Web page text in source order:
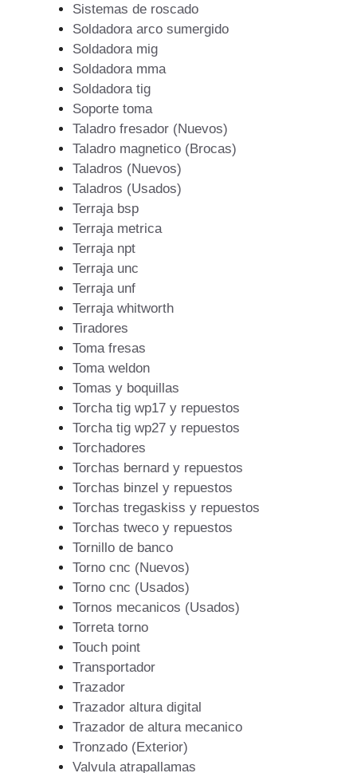
Sistemas de roscado
Soldadora arco sumergido
Soldadora mig
Soldadora mma
Soldadora tig
Soporte toma
Taladro fresador (Nuevos)
Taladro magnetico (Brocas)
Taladros (Nuevos)
Taladros (Usados)
Terraja bsp
Terraja metrica
Terraja npt
Terraja unc
Terraja unf
Terraja whitworth
Tiradores
Toma fresas
Toma weldon
Tomas y boquillas
Torcha tig wp17 y repuestos
Torcha tig wp27 y repuestos
Torchadores
Torchas bernard y repuestos
Torchas binzel y repuestos
Torchas tregaskiss y repuestos
Torchas tweco y repuestos
Tornillo de banco
Torno cnc (Nuevos)
Torno cnc (Usados)
Tornos mecanicos (Usados)
Torreta torno
Touch point
Transportador
Trazador
Trazador altura digital
Trazador de altura mecanico
Tronzado (Exterior)
Valvula atrapallamas